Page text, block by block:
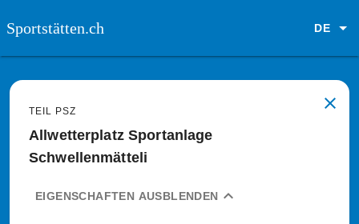
Sportstätten.ch DE
close
TEIL PSZ
Allwetterplatz Sportanlage
Schwellenmätteli
expand_less
EIGENSCHAFTEN AUSBLENDEN